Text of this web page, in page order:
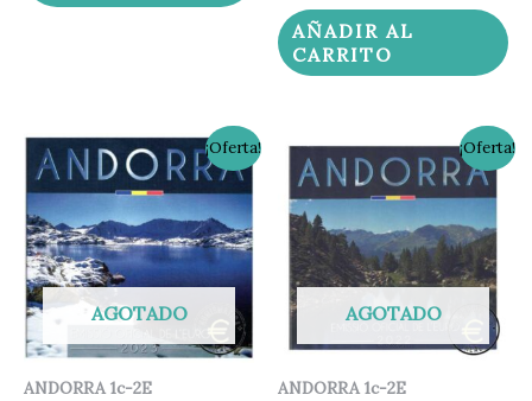
AÑADIR AL
CARRITO
¡Oferta!
AGOTADO
ANDORRA 1c-2E
El
precio
original
45,00 €.
El
precio
actual
es:
34,95 €.
¡Oferta!
AGOTADO
ANDORRA 1c-2E
El
precio
original
era:
45,00 €.
El
precio
actual
es:
34,95 €.